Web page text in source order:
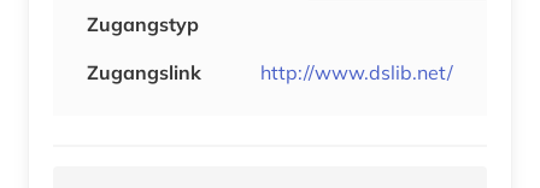
Zugangstyp
Zugangslink
http://www.dslib.net/